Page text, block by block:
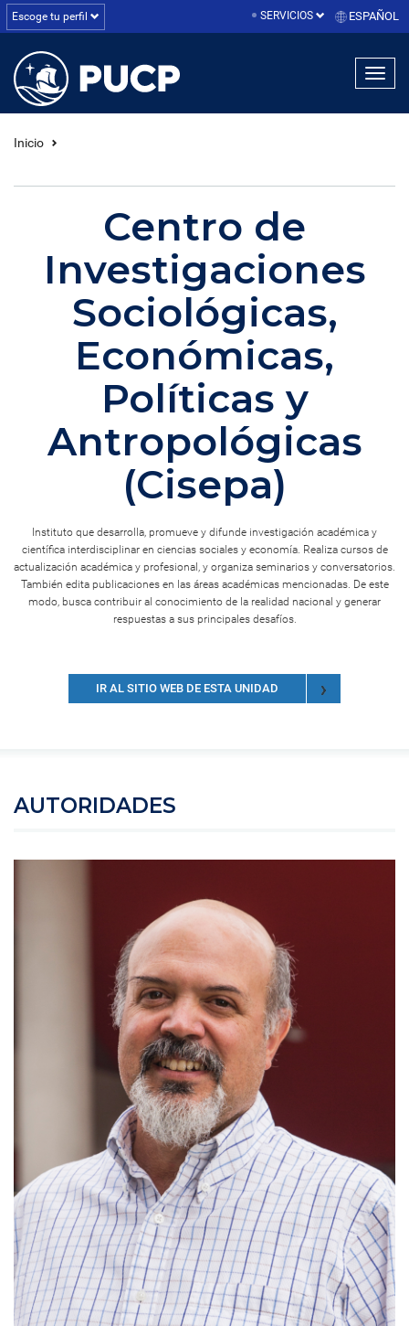
Escoge tu perfil SERVICIOS ESPAÑOL
Inicio
Centro de
Investigaciones
Sociológicas,
Económicas,
Políticas y
Antropológicas
(Cisepa)
Instituto que desarrolla, promueve y difunde investigación académica y
científica interdisciplinar en ciencias sociales y economía. Realiza cursos de
actualización académica y profesional, y organiza seminarios y conversatorios.
También edita publicaciones en las áreas académicas mencionadas. De este
modo, busca contribuir al conocimiento de la realidad nacional y generar
respuestas a sus principales desafíos.
IR AL SITIO WEB DE ESTA UNIDAD
AUTORIDADES